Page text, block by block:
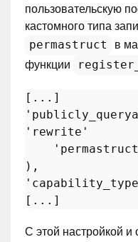
пользовательскую
кастомного типа
permastruct в
функции
'rewrite'
С этой настройкой